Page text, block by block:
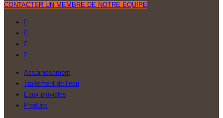
CONTACTER UN MEMBRE DE NOTRE ÉQUIPE
Assainissement
Traitement de l’eau
Eaux pluviales
Produits